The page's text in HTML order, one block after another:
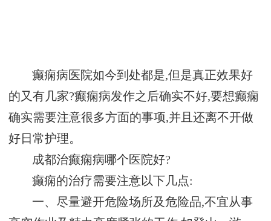
癫痫病医院如今到处都是,但是真正效果好
的又有几家?癫痫病发作之后确实不好,要想癫痫
确实需要注意很多方面的事项,并且还离不开做
好日常护理。
成都治癫痫病哪个医院好?
癫痫的治疗需要注意以下几点:
一、尽量避开危险场所及危险品,不宜从事